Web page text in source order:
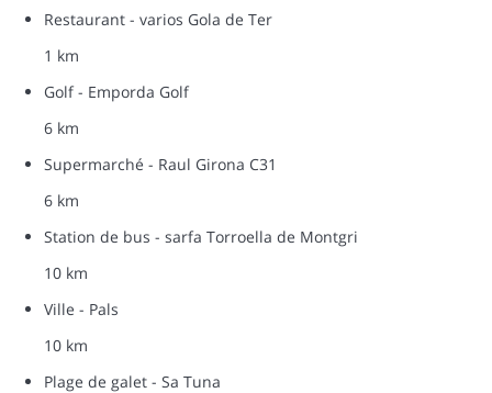
Restaurant - varios Gola de Ter
1 km
Golf - Emporda Golf
6 km
Supermarché - Raul Girona C31
6 km
Station de bus - sarfa Torroella de Montgri
10 km
Ville - Pals
10 km
Plage de galet - Sa Tuna